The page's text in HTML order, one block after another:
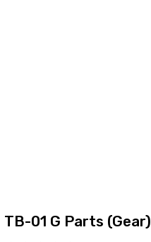
TB-01 G Parts (Gear)